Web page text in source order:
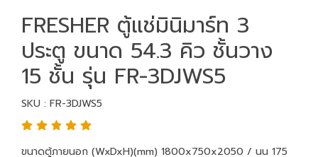
FRESHER ตู้แช่มินิมาร์ท 3
ประตู ขนาด 54.3 คิว ชั้นวาง
15 ชั้น รุ่น FR-3DJWS5
SKU : FR-3DJWS5
ขนาดตู้ภายนอก (WxDxH)(mm) 1800x750x2050 / นน 175